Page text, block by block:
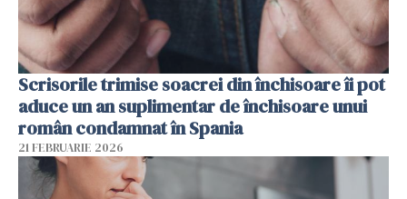
Scrisorile trimise soacrei din închisoare îi pot
aduce un an suplimentar de închisoare unui
român condamnat în Spania
21 FEBRUARIE 2026